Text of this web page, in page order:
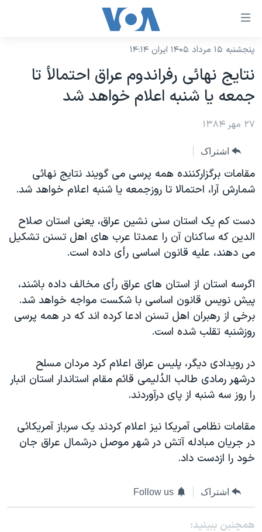
لینکهای
دسترسی
جهش
محتوای
اصلی
صفحه
اصلی
جهش
جستجو
نسخه سبک وب‌سایت
موضوع ها
ایران
آمریکا
جهان
ورزشی
ویژه برنامه‌ها
ویدیوها
حقوق شهروندی
اقتصادی
علم و فناوری
اسرائیل در جنگ
گالری عکس
آرشیو پخش زنده
برنامه های تلویزیونی
جدول برنامه ها
صفحه‌های ویژه
جام جهانی ۲۰۲۶
۲۵۰سالگی آمریکا
بایگانی برنامه‌های تلویزیونی
انتخابات ریاست جمهوری آمریکا ۲۰۲۴
حمله جمهوری اسلامی به اسرائیل
رمز مهسا
ورزش زنان در ایران
اعتراضات زن، زندگی، آزادی
مجموعه مستندهای دادخواهی
تریبونال مردمی آبان ۹۸
دادگاه حمید نوری
چهل سال گروگان‌گیری
اعتراضات مردمی آبان ۹۸
اسرائیل در جنگ
فرکانس‌های صدای آمریکا
یادگیری زبان انگلیسی
پنجشنبه ۱۵ مرداد ۱۴۰۵ ایران ۱۴:۱۴
نتايج نهائی رفراندوم عراق احتمالأ تا
جمعه يا شنبه اعلام خواهد شد
۲۷ مهر ۱۳۸۴
اشتراک
مقامات برگزارکننده همه پرسی می گويند نتايج نهائی
شمارش آرا، احتمالا تا روزجمعه يا شنبه اعلام خواهد شد.
دست کم يک استان سنی نشين عراق، يعنی استان صلاح
الدين که ساکنان آن را عمدتا عرب های اهل تسنن تشکيل
می دهند، عليه قانون اساسی رأی داده است.
اگرسه استان از استان های عراق رأی مخالف داده باشند،
پيش نويس قانون اساسی با شکست مواجه خواهد شد.
برخی از رهبران اهل تسنن ادعا کرده اند که در همه پرسی
روزشنبه تقلب شده است.
در رويدادی ديگر، پليس عراق اعلام کرد مردان مسلح
درشهر رمادی طالب الدُليمی قائم مقام استاندار استان انبار
را روز سه شنبه از پای درآوردند.
مقامات نظامی آمريکا نيز اعلام کردند يک سرباز آمريکائی
در جريان مبادله آتش در شهر موصل درشمال عراق جان
خود را ازدست داد.
اشتراک Follow us
همچنبن ببینید: